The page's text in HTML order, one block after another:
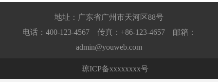
地址：广东省广州市天河区88号
电话：400-123-4567 传真：+86-123-4657 邮箱：
admin@youweb.com
琼ICP备xxxxxxxx号